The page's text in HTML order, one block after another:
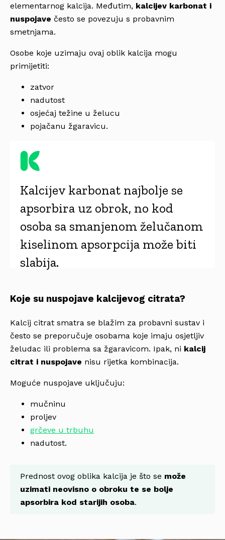
elementarnog kalcija. Međutim, kalcijev karbonat i
nuspojave često se povezuju s probavnim
smetnjama.
Osobe koje uzimaju ovaj oblik kalcija mogu
primijetiti:
zatvor
nadutost
osjećaj težine u želucu
pojačanu žgaravicu.
Kalcijev karbonat najbolje se
apsorbira uz obrok, no kod
osoba sa smanjenom želučanom
kiselinom apsorpcija može biti
slabija.
Koje su nuspojave kalcijevog citrata?
Kalcij citrat smatra se blažim za probavni sustav i
često se preporučuje osobama koje imaju osjetljiv
želudac ili problema sa žgaravicom. Ipak, ni kalcij
citrat i nuspojave nisu rijetka kombinacija.
Moguće nuspojave uključuju:
mučninu
proljev
grčeve u trbuhu
nadutost.
Prednost ovog oblika kalcija je što se može
uzimati neovisno o obroku te se bolje
apsorbira kod starijih osoba.